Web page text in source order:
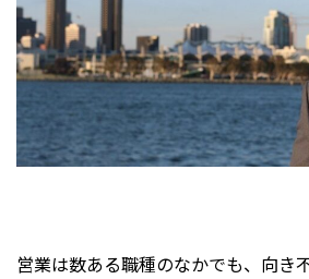
営業は数ある職種のなかでも、向き